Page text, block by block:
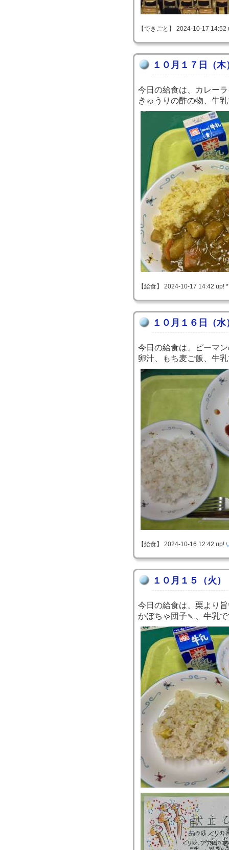
【できごと】 2024-10-17
１０月１７日（木
今日の給食は、カレー
きゅうりの酢の物、牛
【給食】 2024-10-17 14:42 up!
１０月１６日（水
今日の給食は、ピーマ
卵汁、もち麦ご飯、牛
【給食】 2024-10-16 12:42 up!
１０月１５（火）
今日の給食は、栗より
かぼちゃ団子🍡、牛乳